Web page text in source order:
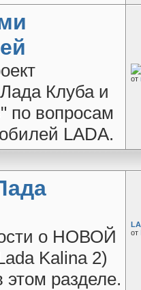
Клуба и
вопросам
LADA.
от
о НОВОЙ
Kalina 2)
этом разделе.
от